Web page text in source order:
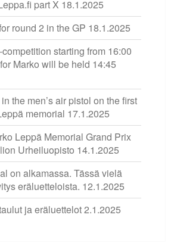
part X 18.1.2025
round 2 in the GP 18.1.2025
starting from 16:00
Marko will be held 14:45
the men’s air pistol on the first
memorial 17.1.2025
Leppä Memorial Grand Prix
Urheiluopisto 14.1.2025
on alkamassa. Tässä vielä
eräluetteloista. 12.1.2025
ja eräluettelot2.1.2025